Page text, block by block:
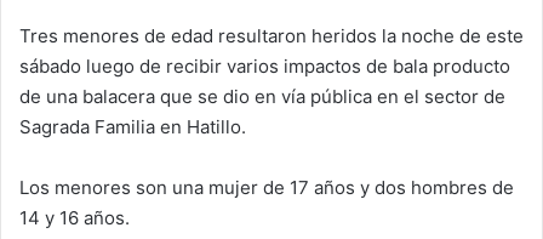
Tres menores de edad resultaron heridos la noche de este
sábado luego de recibir varios impactos de bala producto
de una balacera que se dio en vía pública en el sector de
Sagrada Familia en Hatillo.
Los menores son una mujer de 17 años y dos hombres de
14 y 16 años.